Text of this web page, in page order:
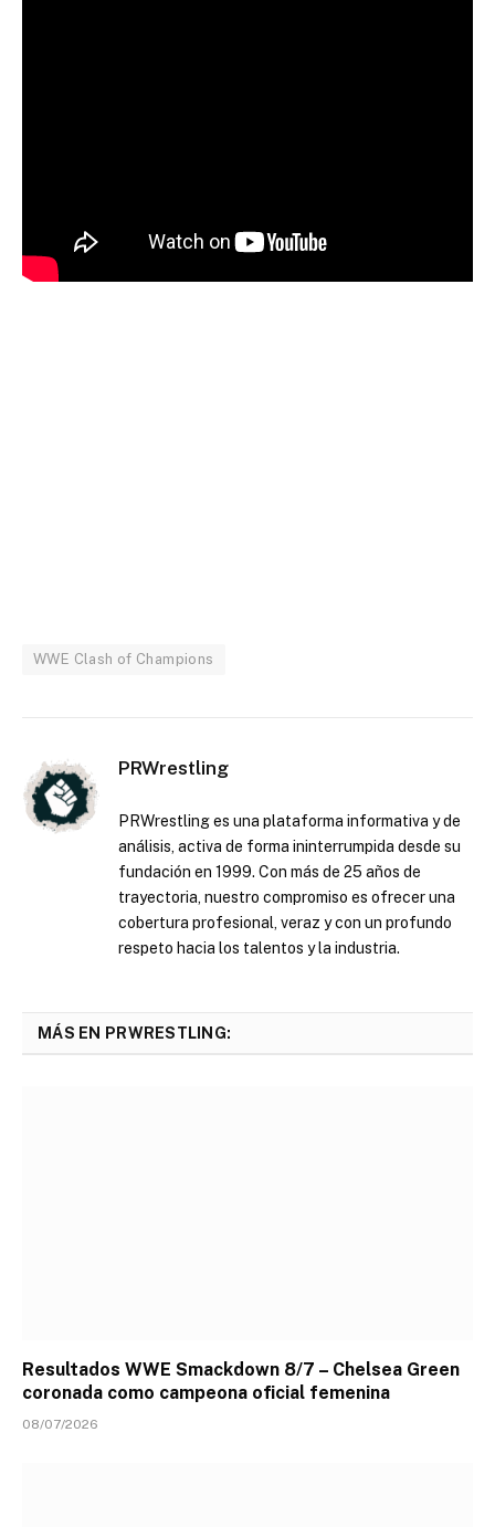
WWE Clash of Champions
PRWrestling
PRWrestling es una plataforma informativa y de
análisis, activa de forma ininterrumpida desde su
fundación en 1999. Con más de 25 años de
trayectoria, nuestro compromiso es ofrecer una
cobertura profesional, veraz y con un profundo
respeto hacia los talentos y la industria.
MÁS EN PRWRESTLING:
Resultados WWE Smackdown 8/7 – Chelsea Green
coronada como campeona oficial femenina
08/07/2026